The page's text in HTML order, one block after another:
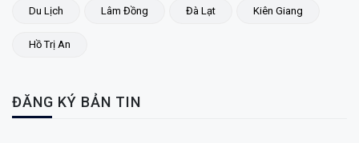
Du Lịch Lâm Đồng Đà Lạt Kiên Giang
Hồ Trị An
ĐĂNG KÝ BẢN TIN